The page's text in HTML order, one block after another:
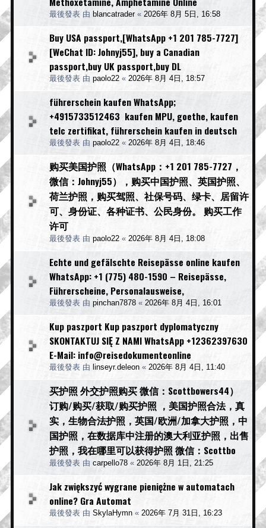
最後發表 由 blancatrader« 2026年 8月 5日, 16:58
Buy USA passport,[WhatsApp +1 201 785-7727]
[WeChat ID: Johnyj55], buy a Canadian
passport,buy UK passport,buy DL
最後發表 由 paolo22 « 2026年 8月 4日, 18:57
führerschein kaufen WhatsApp;
+4915733512463 kaufen MPU, goethe, kaufen
telc zertifikat, führerschein kaufen in deutsch
最後發表 由 paolo22 « 2026年 8月 4日, 18:46
购买美国护照（WhatsApp：+1 201 785-7727，
微信：Johnyj55），购买中国护照、英国护照、
荷兰护照，购买驾照、社保号码、绿卡、居留许
可、身份证、各种证书、公民身份。 购买工作
许可
最後發表 由 paolo22 « 2026年 8月 4日, 18:08
Echte und gefälschte Reisepässe online kaufen
WhatsApp: +1 (775) 480-1590 – Reisepässe,
Führerscheine, Personalausweise,
最後發表 由 pinchan7878 « 2026年 8月 4日, 16:01
Kup paszport Kup paszport dyplomatyczny
SKONTAKTUJ SIĘ Z NAMI WhatsApp +12362397630
E-Mail: info@reisedokumenteonline
最後發表 由 linseyr.deleon « 2026年 8月 4日, 11:40
买护照 外交护照购买 微信：Scottbowers44）
订购/购买/获取/购买护照 ，美国护照合法，真
实，生物合法护照，英国/欧洲/加拿大护照，中
国护照，在数据库中注册的澳大利亚护照，出售
护照，我在哪里可以获得护照 微信：Scottbo
最後發表 由 carpello78 « 2026年 8月 1日, 21:25
Jak zwiększyć wygrane pieniężne w automatach
online? Gra Automat
最後發表 由 SkylaHymn « 2026年 7月 31日, 16:23